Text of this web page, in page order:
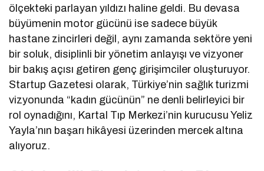
ölçekteki parlayan yıldızı haline geldi. Bu devasa
büyümenin motor gücünü ise sadece büyük
hastane zincirleri değil, aynı zamanda sektöre yeni
bir soluk, disiplinli bir yönetim anlayışı ve vizyoner
bir bakış açısı getiren genç girişimciler oluşturuyor.
Startup Gazetesi olarak, Türkiye’nin sağlık turizmi
vizyonunda “kadın gücünün” ne denli belirleyici bir
rol oynadığını, Kartal Tıp Merkezi’nin kurucusu Yeliz
Yayla’nın başarı hikâyesi üzerinden mercek altına
alıyoruz.